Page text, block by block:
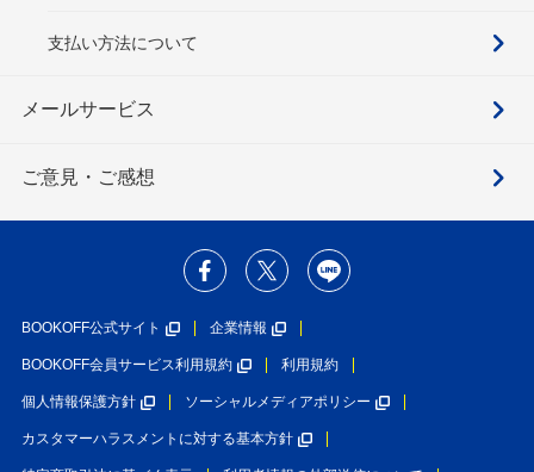
支払い方法について
メールサービス
ご意見・ご感想
BOOKOFF公式サイト 企業情報
BOOKOFF会員サービス利用規約 利用規約
個人情報保護方針 ソーシャルメディアポリシー
カスタマーハラスメントに対する基本方針